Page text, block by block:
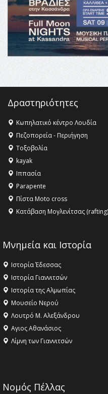
16:18 -ΕΝΟΡΙΑΚΕΣ
ΣΤΗΝ ΕΔΕΣΣΑ
Δραστηριότητες
Κωπηλατικό κέντρο Λουδία
Πεζοπορεία - Περιήγηση
Τοξοβολία
kayak
Ιππασία
Parapente
Πίστα Moto cross
Κατάβαση Μογλενίτσας (rafting)
Μνημεία και Ιστορία
Ιστορία Έδεσσας
Ιστορία Γιαννιτσών
Ιστορία της Αλμωπίας
Μουσείο Νερού
Λουτρό Μ. Αλεξάνδρου
Αγιος Αθανάσιος
Λίμνη των Γιαννιτσών
Νομός Πέλλας